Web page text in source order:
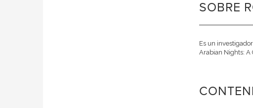
SOBRE
Es un
Arabian Nights: A